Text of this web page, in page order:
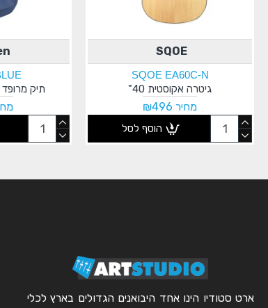
SQOE
SQOE EA60C-N
גיטרה אקוסטית 40"
מחיר ₪496
הוסף לסל
תיק
מחיר
ארט סטודיו הינו אחד היבואנים הגדולים בארץ לכלי